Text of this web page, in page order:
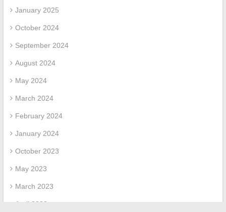
January 2025
October 2024
September 2024
August 2024
May 2024
March 2024
February 2024
January 2024
October 2023
May 2023
March 2023
April 2022